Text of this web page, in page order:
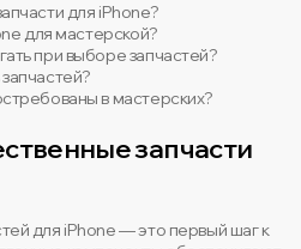
для iPhone?
для мастерской?
при выборе запчастей?
в мастерских?
запчасти
для iPhone — это первый шаг к